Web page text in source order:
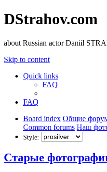
DStrahov.com
about Russian actor Daniil
Skip to content
Quick links
FAQ
FAQ
Board index Общие
Common forums Наш
Style:
Старые